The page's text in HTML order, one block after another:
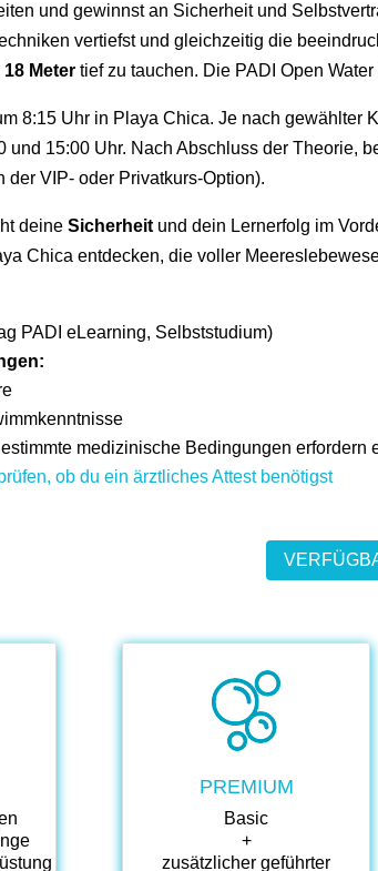
und gewinnst an Sicherheit und
vertiefst und gleichzeitig die
18 Meter tief zu tauchen. Die PADI Open
8:15 Uhr in Playa Chica. Je nach gewählter
und 15:00 Uhr. Nach Abschluss der Theorie,
der VIP- oder Privatkurs-Option).
deineSicherheit und dein Lernerfolg im
Chica entdecken, die voller
PADI eLearning, Selbststudium)
medizinische Bedingungen erfordern
ob du ein ärztliches Attest benötigst
PREMIUM
Basic
+
zusätzlicher geführter